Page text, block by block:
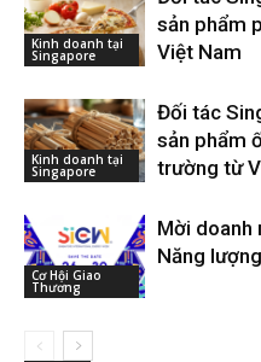
Kinh doanh tại
Singapore
sản phẩm
Việt Nam
Kinh doanh tại
Singapore
Đối tác
sản phẩm
trường từ
Cơ Hội Giao
Thương
Mời doanh
Năng